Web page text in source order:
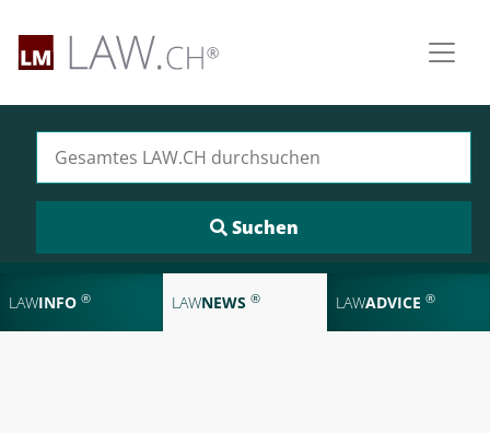
LAWINFO ® LAWNEWS ® LAWADVICE ®